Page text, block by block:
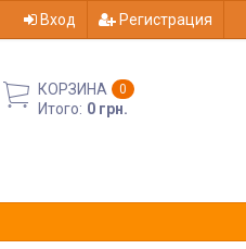
Вход Регистрация
КОРЗИНА 0
Итого: 0 грн.